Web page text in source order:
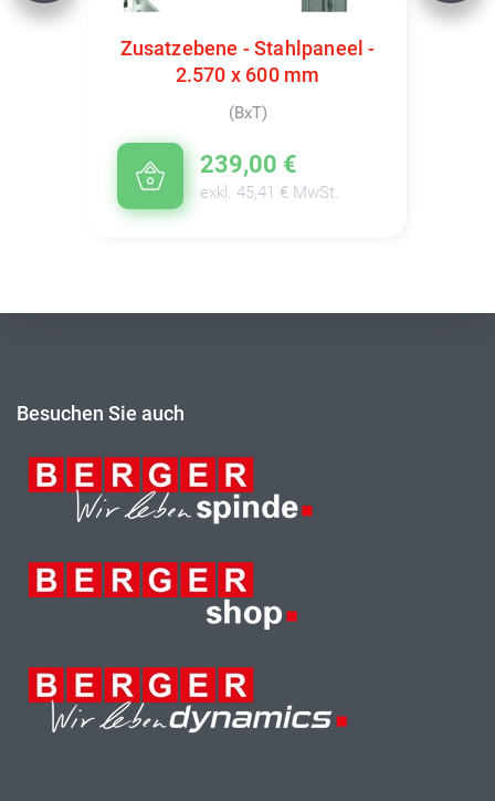
Zusatzebene - Stahlpaneel -
2.570 x 600 mm
(BxT)
239,00 €
exkl. 45,41 € MwSt.
Besuchen Sie auch